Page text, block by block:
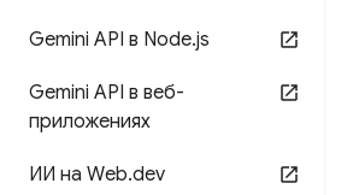
Gemini API в Node.js
Gemini API в веб-
приложениях
ИИ на Web.dev